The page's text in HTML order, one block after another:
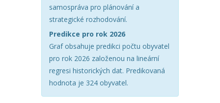
samospráva pro plánování a
strategické rozhodování.
Predikce pro rok 2026
Graf obsahuje predikci počtu obyvatel
pro rok 2026 založenou na lineární
regresi historických dat. Predikovaná
hodnota je 324 obyvatel.